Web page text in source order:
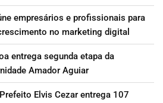
empresários e profissionais para
no marketing digital
entrega segunda etapa da
Amador Aguiar
Elvis Cezar entrega 107